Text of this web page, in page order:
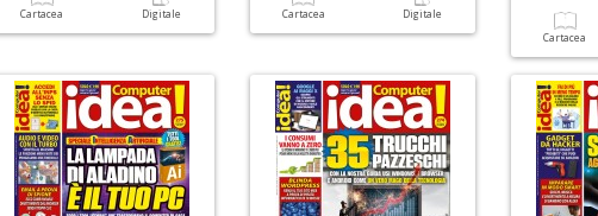
Cartacea Digitale Cartacea Digitale
Cartacea